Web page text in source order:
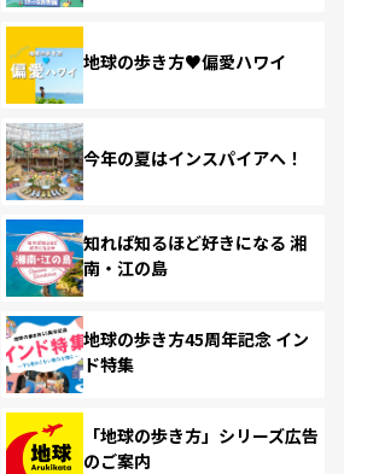
地球の歩き方♥偏愛ハワイ
今年の夏はインスパイアへ！
知れば知るほど好きになる 湘
南・江の島
地球の歩き方45周年記念 イン
ド特集
「地球の歩き方」シリーズ広告
のご案内